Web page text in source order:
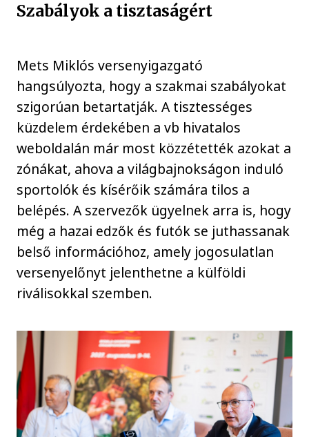
Szabályok a tisztaságért
Mets Miklós versenyigazgató
hangsúlyozta, hogy a szakmai szabályokat
szigorúan betartatják. A tisztességes
küzdelem érdekében a vb hivatalos
weboldalán már most közzétették azokat a
zónákat, ahova a világbajnokságon induló
sportolók és kísérőik számára tilos a
belépés. A szervezők ügyelnek arra is, hogy
még a hazai edzők és futók se juthassanak
belső információhoz, amely jogosulatlan
versenyelőnyt jelenthetne a külföldi
riválisokkal szemben.